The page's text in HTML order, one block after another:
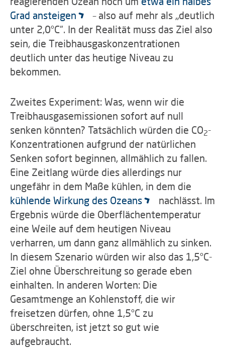
Grad ansteigen
– also auf mehr als „deutlich
unter 2,0°C“. In der Realität muss das Ziel also
sein, die Treibhausgaskonzentrationen
deutlich unter das heutige Niveau zu
bekommen.
Zweites Experiment: Was, wenn wir die
Treibhausgasemissionen sofort auf null
senken könnten? Tatsächlich würden die CO2-
Konzentrationen aufgrund der natürlichen
Senken sofort beginnen, allmählich zu fallen.
Eine Zeitlang würde dies allerdings nur
ungefähr in dem Maße kühlen, in dem die
kühlende Wirkung des Ozeans
nachlässt. Im
Ergebnis würde die Oberflächentemperatur
eine Weile auf dem heutigen Niveau
verharren, um dann ganz allmählich zu sinken.
In diesem Szenario würden wir also das 1,5°C-
Ziel ohne Überschreitung so gerade eben
einhalten. In anderen Worten: Die
Gesamtmenge an Kohlenstoff, die wir
freisetzen dürfen, ohne 1,5°C zu
überschreiten, ist jetzt so gut wie
aufgebraucht.